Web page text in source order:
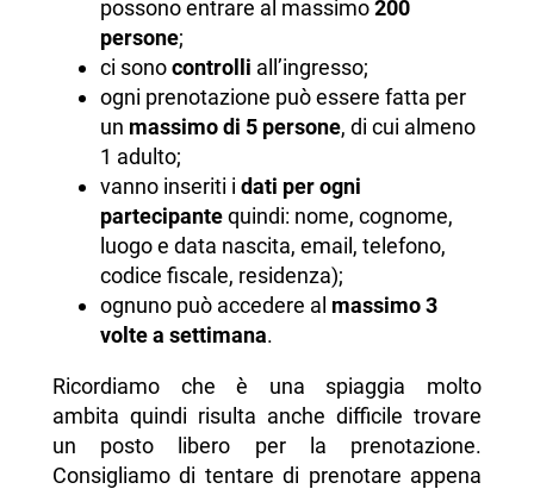
possono entrare al massimo200
persone;
ci sonocontrolli all’ingresso;
ogni prenotazione può essere fatta per
un massimo di 5 persone, di cui almeno
1 adulto;
vanno inseriti i dati per ogni
partecipantequindi: nome, cognome,
luogo e data nascita, email, telefono,
codice fiscale, residenza);
ognuno può accedere al massimo 3
volte a settimana.
Ricordiamo che è una spiaggia molto
ambita quindi risulta anche difficile trovare
un posto libero per la prenotazione.
Consigliamo di tentare di prenotare appena